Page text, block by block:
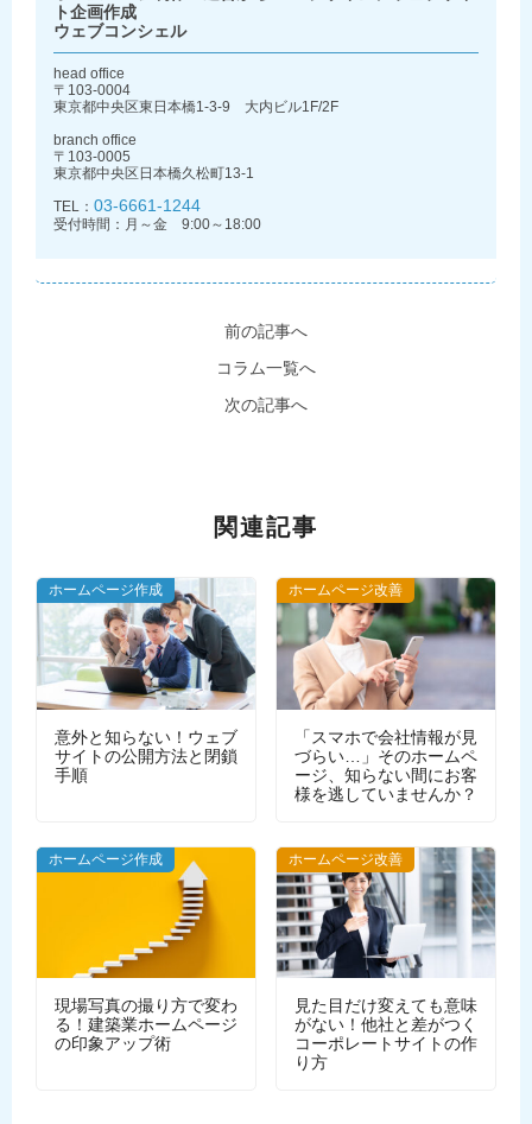
ト企画作成
ウェブコンシェル
head office
〒103-0004
東京都中央区東日本橋1-3-9 大内ビル1F/2F
branch office
〒103-0005
東京都中央区日本橋久松町13-1
TEL： 03-6661-1244
受付時間：月～金 9:00～18:00
前の記事へ
コラム一覧へ
次の記事へ
関連記事
ホームページ作成
意外と知らない！ウェブ
サイトの公開方法と閉鎖
手順
ホームページ改善
「スマホで会社情報が見
づらい…」そのホームペ
ージ、知らない間にお客
様を逃していませんか？
WEBデザイン
ホームページ作成
現場写真の撮り方で変わ
る！建築業ホームページ
の印象アップ術
ホームページ改善
見た目だけ変えても意味
がない！他社と差がつく
コーポレートサイトの作
り方